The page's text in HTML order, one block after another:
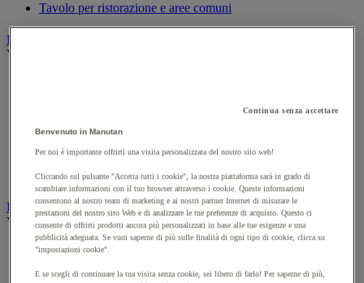
Tavolo per ristorazione e aree comuni
Piccoli elettrodomestici
Vedi tutte le categorie
Macchina per caffè multi-bevanda
Robot da cucina
Tostapane, griglia e salamandra da cucina
Posateria
Vedi tutte le categorie
Accessori per la tavola
Biancheria per la tavola e la cucina
Continua senza accettare
Benvenuto in Manutan
Per noi è importante offrirti una visita personalizzata del nostro sito web!
Cliccando sul pulsante "Accetta tutti i cookie", la nostra piattaforma sarà in grado di
scambiare informazioni con il tuo browser attraverso i cookie. Queste informazioni
consentono al nostro team di marketing e ai nostri partner Internet di misurare le
prestazioni del nostro sito Web e di analizzare le tue preferenze di acquisto. Questo ci
consente di offrirti prodotti ancora più personalizzati in base alle tue esigenze e una
pubblicità adeguata. Se vuoi saperne di più sulle finalità di ogni tipo di cookie, clicca su
"impostazioni cookie".
E se scegli di continuare la tua visita senza cookie, sei libero di farlo! Per saperne di più,